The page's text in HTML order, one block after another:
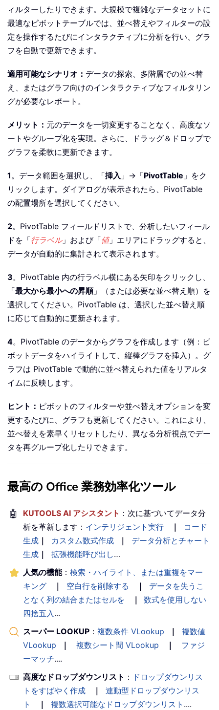
ィルターしたりできます。大規模で複雑なデータセットに
最適なピボットテーブルでは、並べ替えやフィルターの設
定を操作するたびにインタラクティブに分析を行い、グラ
フを自動で更新できます。
適用可能なシナリオ： データの探索、多階層での並べ替
え、またはグラフ向けのインタラクティブなフィルタリン
グが必要なレポート。
メリット： 元のデータを一切変更することなく、高度なソ
ートやグループ化を実現。さらに、ドラッグ＆ドロップで
グラフを柔軟に更新できます。
1 。データ範囲を選択し、「挿入 」→「PivotTable 」をク
リックします。ダイアログが表示されたら、PivotTable
の配置場所を選択してください。
2。PivotTable フィールドリストで、分析したいフィール
ドを「行ラベル」および「値」エリアにドラッグすると、
データが自動的に集計されて表示されます。
3。PivotTable 内の行ラベル横にある矢印をクリックし、
「最大から最小への昇順」（または必要な並べ替え順）を
選択してください。PivotTable は、選択した並べ替え順
に応じて自動的に更新されます。
4。PivotTable のデータからグラフを作成します（例：ピ
ボットデータをハイライトして、縦棒グラフを挿入）。グ
ラフは PivotTable で動的に並べ替えられた値をリアルタ
イムに反映します。
ヒント： ピボットのフィルターや並べ替えオプションを変
更するたびに、グラフも更新してください。これにより、
並べ替えを素早くリセットしたり、異なる分析視点でデー
タを再グループ化したりできます。
最高の Office 業務効率化ツール
🤖 KUTOOLS AI アシスタント ：次に基づいてデータ分
析を革新します： インテリジェント実行 ｜
コード
生成 ｜ カスタム数式作成 ｜
データ分析とチャート
生成 ｜ 拡張機能呼び出し…
人気の機能： 検索・ハイライト、または重複をマー
キング
｜ 空白行を削除する ｜
データを失うこ
となく列の結合またはセルを
｜
数式を使用しない
四捨五入 ...
スーパー LOOKUP ： 複数条件 VLookup ｜
複数値
VLookup
｜ 複数シート間 VLookup ｜
ファジ
ーマッチ....
高度なドロップダウンリスト ： ドロップダウンリス
トをすばやく作成
｜
連動型ドロップダウンリス
ト
｜ 複数選択可能なドロップダウンリスト ....